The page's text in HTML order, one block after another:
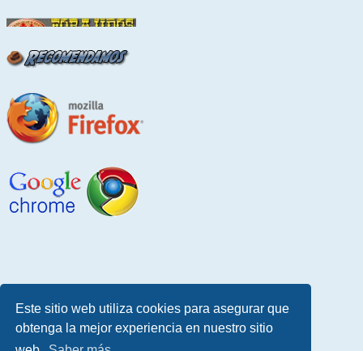
Este sitio web utiliza cookies para asegurar que
obtenga la mejor experiencia en nuestro sitio